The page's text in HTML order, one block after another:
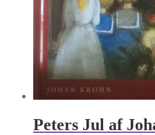
Peters Jul af